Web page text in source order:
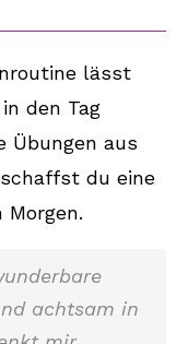
lässt
den Tag
Übungen aus
du eine
achtsam in